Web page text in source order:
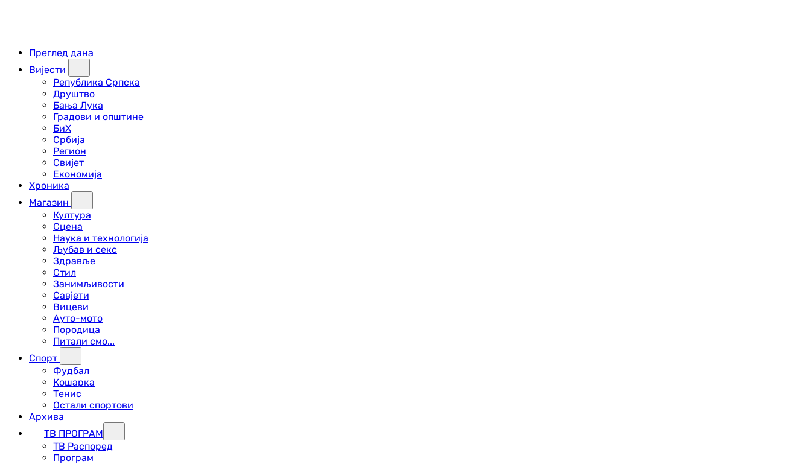
Преглед дана
Вијести
Република Српска
Друштво
Бања Лука
Градови и општине
БиХ
Србија
Регион
Свијет
Економија
Хроника
Магазин
Култура
Сцена
Наука и технологија
Љубав и секс
Здравље
Стил
Занимљивости
Савјети
Вицеви
Ауто-мото
Породица
Питали смо...
Спорт
Фудбал
Кошарка
Тенис
Остали спортови
Архива
ТВ ПРОГРАМ
ТВ Распоред
Програм